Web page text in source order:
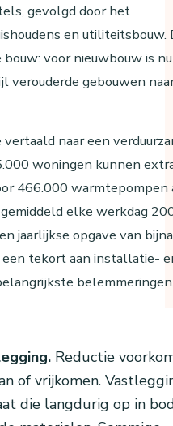
gevolgd door het
en utiliteitsbouw.
voor nieuwbouw is
verouderde gebouwen
naar een
woningen kunnen
466.000
elke werkdag
jaarlijkse opgave van
tekort aan installatie-
Reductie
of vrijkomen.
die langdurig op in